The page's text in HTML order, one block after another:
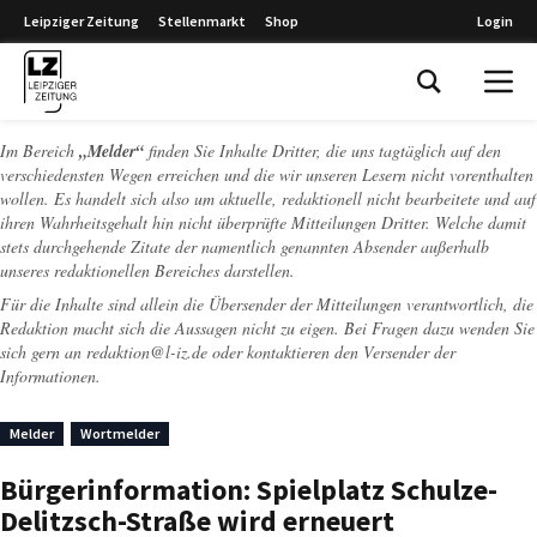
Leipziger Zeitung Stellenmarkt Shop Login
Im Bereich „Melder“ finden Sie Inhalte Dritter, die uns tagtäglich auf den
verschiedensten Wegen erreichen und die wir unseren Lesern nicht vorenthalten
wollen. Es handelt sich also um aktuelle, redaktionell nicht bearbeitete und auf
ihren Wahrheitsgehalt hin nicht überprüfte Mitteilungen Dritter. Welche damit
stets durchgehende Zitate der namentlich genannten Absender außerhalb
unseres redaktionellen Bereiches darstellen.
Für die Inhalte sind allein die Übersender der Mitteilungen verantwortlich, die
Redaktion macht sich die Aussagen nicht zu eigen. Bei Fragen dazu wenden Sie
sich gern an redaktion@l-iz.de oder kontaktieren den Versender der
Informationen.
Melder Wortmelder
Bürgerinformation: Spielplatz Schulze-
Delitzsch-Straße wird erneuert